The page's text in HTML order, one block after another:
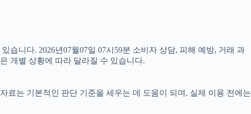
습니다. 2026년07월07일 07시59분 소비자 상담, 피해 예방, 거래 과
개별 상황에 따라 달라질 수 있습니다.
료는 기본적인 판단 기준을 세우는 데 도움이 되며, 실제 이용 전에는